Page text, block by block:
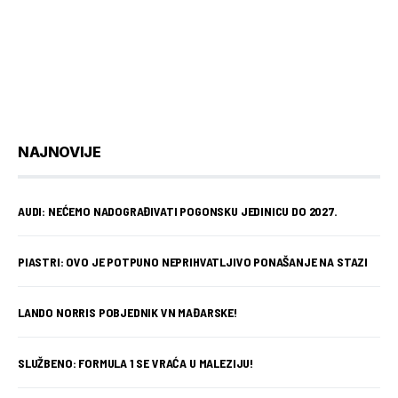
NAJNOVIJE
AUDI: NEĆEMO NADOGRAĐIVATI POGONSKU JEDINICU DO 2027.
PIASTRI: OVO JE POTPUNO NEPRIHVATLJIVO PONAŠANJE NA STAZI
LANDO NORRIS POBJEDNIK VN MAĐARSKE!
SLUŽBENO: FORMULA 1 SE VRAĆA U MALEZIJU!